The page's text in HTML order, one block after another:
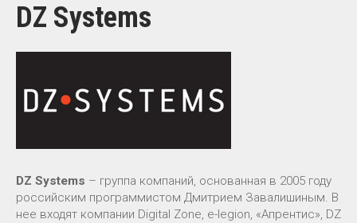
DZ Systems
DZ Systems – группа компаний, основанная в 2005 году
российским программистом Дмитрием Завалишиным. В
нее входят компании Digital Zone, e-legion, «Апрентис», DZ